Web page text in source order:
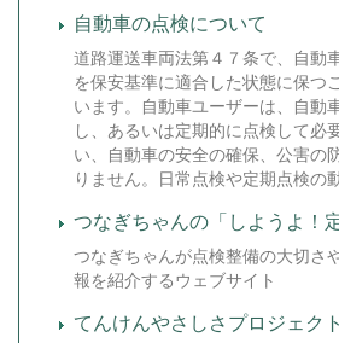
自動車の点検について
道路運送車両法第４７条で、自動
を保安基準に適合した状態に保つ
います。自動車ユーザーは、自動
し、あるいは定期的に点検して必
い、自動車の安全の確保、公害の
りません。日常点検や定期点検の
つなぎちゃんの「しようよ！
つなぎちゃんが点検整備の大切さ
報を紹介するウェブサイト
てんけんやさしさプロジェクト